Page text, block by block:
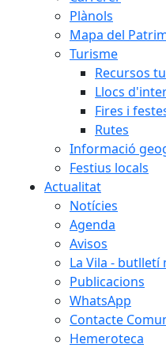
Plànols
Mapa del
Turisme
Recursos
Llocs
Fires i
Rutes
Informació
Festius locals
Actualitat
Notícies
Agenda
Avisos
La Vila - butlletí
Publicacions
WhatsApp
Contacte
Hemeroteca